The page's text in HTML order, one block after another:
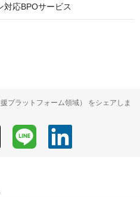
対応BPOサービス
プラットフォーム領域） をシェアしま